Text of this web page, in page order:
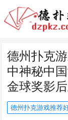
德州扑克
中神秘中
金球奖影
德州扑克游戏推荐